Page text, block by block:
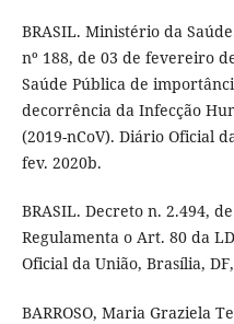
BRASIL. Ministério da
nº 188, de 03 de fevereiro
Saúde Pública de
decorrência da Infecção
(2019-nCoV). Diário Oficial
fev. 2020b.
BRASIL. Decreto n. 2.494,
Regulamenta o Art. 80 da
Oficial da União, Brasília,
BARROSO, Maria Graziela